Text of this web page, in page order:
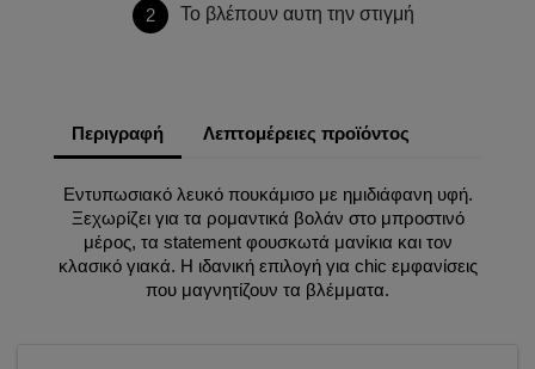
2 Το βλέπουν αυτη την στιγμή
Περιγραφή Λεπτομέρειες προϊόντος
Εντυπωσιακό λευκό πουκάμισο με ημιδιάφανη υφή.
Ξεχωρίζει για τα ρομαντικά βολάν στο μπροστινό
μέρος, τα statement φουσκωτά μανίκια και τον
κλασικό γιακά. Η ιδανική επιλογή για chic εμφανίσεις
που μαγνητίζουν τα βλέμματα.